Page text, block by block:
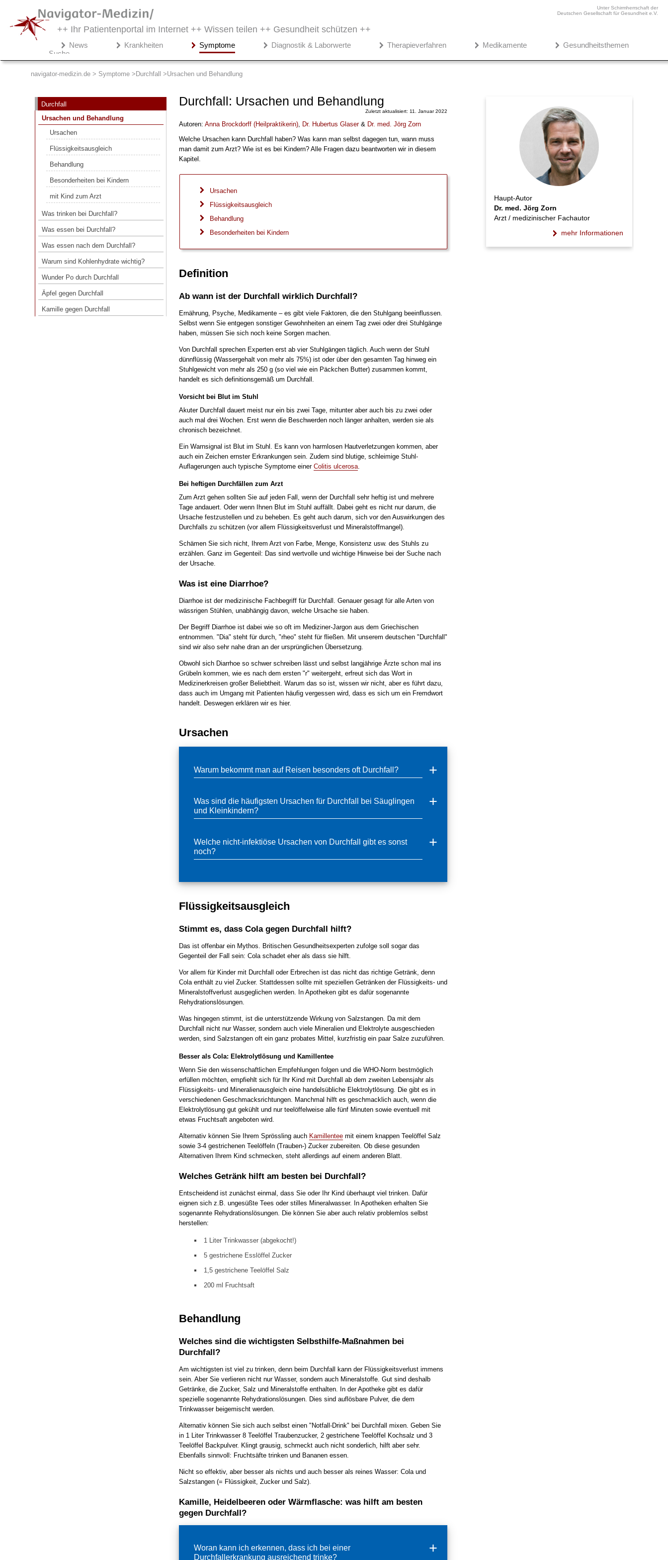
Unter Schirmherrschaft der
Deutschen Gesellschaft für Gesundheit e.V.
++ Ihr Patientenportal im Internet ++ Wissen teilen ++ Gesundheit schützen ++
News Krankheiten Symptome Diagnostik & Laborwerte Therapieverfahren Medikamente
Gesundheitsthemen
Suche
navigator-medizin.de > Symptome Durchfall Ursachen und Behandlung
Durchfall
Ursachen und Behandlung
Ursachen
Flüssigkeitsausgleich
Behandlung
Besonderheiten bei Kindern
mit Kind zum Arzt
Was trinken bei Durchfall?
Was essen bei Durchfall?
Was essen nach dem Durchfall?
Warum sind Kohlenhydrate wichtig?
Wunder Po durch Durchfall
Äpfel gegen Durchfall
Kamille gegen Durchfall
Durchfall: Ursachen und Behandlung
Zuletzt aktualisiert: 11. Januar 2022
Autoren: Anna Brockdorff(Heilpraktikerin), Dr. Hubertus Glaser& Dr. med. Jörg Zorn
Welche Ursachen kann Durchfall haben? Was kann man selbst dagegen tun, wann muss
man damit zum Arzt? Wie ist es bei Kindern? Alle Fragen dazu beantworten wir in diesem
Kapitel.
Ursachen
Flüssigkeitsausgleich
Behandlung
Besonderheiten bei Kindern
Definition
Ab wann ist der Durchfall wirklich Durchfall?
Ernährung, Psyche, Medikamente – es gibt viele Faktoren, die den Stuhlgang beeinflussen.
Selbst wenn Sie entgegen sonstiger Gewohnheiten an einem Tag zwei oder drei Stuhlgänge
haben, müssen Sie sich noch keine Sorgen machen.
Von Durchfall sprechen Experten erst ab vier Stuhlgängen täglich. Auch wenn der Stuhl
dünnflüssig (Wassergehalt von mehr als 75%) ist oder über den gesamten Tag hinweg ein
Stuhlgewicht von mehr als 250 g (so viel wie ein Päckchen Butter) zusammen kommt,
handelt es sich definitionsgemäß um Durchfall.
Vorsicht bei Blut im Stuhl
Akuter Durchfall dauert meist nur ein bis zwei Tage, mitunter aber auch bis zu zwei oder
auch mal drei Wochen. Erst wenn die Beschwerden noch länger anhalten, werden sie als
chronisch bezeichnet.
Ein Warnsignal ist Blut im Stuhl. Es kann von harmlosen Hautverletzungen kommen, aber
auch ein Zeichen ernster Erkrankungen sein. Zudem sind blutige, schleimige Stuhl-
Auflagerungen auch typische Symptome einer Colitis ulcerosa.
Bei heftigen Durchfällen zum Arzt
Zum Arzt gehen sollten Sie auf jeden Fall, wenn der Durchfall sehr heftig ist und mehrere
Tage andauert. Oder wenn Ihnen Blut im Stuhl auffällt. Dabei geht es nicht nur darum, die
Ursache festzustellen und zu beheben. Es geht auch darum, sich vor den Auswirkungen des
Durchfalls zu schützen (vor allem Flüssigkeitsverlust und Mineralstoffmangel).
Schämen Sie sich nicht, Ihrem Arzt von Farbe, Menge, Konsistenz usw. des Stuhls zu
erzählen. Ganz im Gegenteil: Das sind wertvolle und wichtige Hinweise bei der Suche nach
der Ursache.
Was ist eine Diarrhoe?
Diarrhoe ist der medizinische Fachbegriff für Durchfall. Genauer gesagt für alle Arten von
wässrigen Stühlen, unabhängig davon, welche Ursache sie haben.
Der Begriff Diarrhoe ist dabei wie so oft im Mediziner-Jargon aus dem Griechischen
entnommen. "Dia" steht für durch, "rheo" steht für fließen. Mit unserem deutschen "Durchfall"
sind wir also sehr nahe dran an der ursprünglichen Übersetzung.
Obwohl sich Diarrhoe so schwer schreiben lässt und selbst langjährige Ärzte schon mal ins
Grübeln kommen, wie es nach dem ersten "r" weitergeht, erfreut sich das Wort in
Medizinerkreisen großer Beliebtheit. Warum das so ist, wissen wir nicht, aber es führt dazu,
dass auch im Umgang mit Patienten häufig vergessen wird, dass es sich um ein Fremdwort
handelt. Deswegen erklären wir es hier.
Ursachen
Warum bekommt man auf Reisen besonders oft Durchfall?
Was sind die häufigsten Ursachen für Durchfall bei Säuglingen
und Kleinkindern?
Welche nicht-infektiöse Ursachen von Durchfall gibt es sonst
noch?
Flüssigkeitsausgleich
Stimmt es, dass Cola gegen Durchfall hilft?
Das ist offenbar ein Mythos. Britischen Gesundheitsexperten zufolge soll sogar das
Gegenteil der Fall sein: Cola schadet eher als dass sie hilft.
Vor allem für Kinder mit Durchfall oder Erbrechen ist das nicht das richtige Getränk, denn
Cola enthält zu viel Zucker. Stattdessen sollte mit speziellen Getränken der Flüssigkeits- und
Mineralstoffverlust ausgeglichen werden. In Apotheken gibt es dafür sogenannte
Rehydrationslösungen.
Was hingegen stimmt, ist die unterstützende Wirkung von Salzstangen. Da mit dem
Durchfall nicht nur Wasser, sondern auch viele Mineralien und Elektrolyte ausgeschieden
werden, sind Salzstangen oft ein ganz probates Mittel, kurzfristig ein paar Salze zuzuführen.
Besser als Cola: Elektrolytlösung und Kamillentee
Wenn Sie den wissenschaftlichen Empfehlungen folgen und die WHO-Norm bestmöglich
erfüllen möchten, empfiehlt sich für Ihr Kind mit Durchfall ab dem zweiten Lebensjahr als
Flüssigkeits- und Mineralienausgleich eine handelsübliche Elektrolytlösung. Die gibt es in
verschiedenen Geschmacksrichtungen. Manchmal hilft es geschmacklich auch, wenn die
Elektrolytlösung gut gekühlt und nur teelöffelweise alle fünf Minuten sowie eventuell mit
etwas Fruchtsaft angeboten wird.
Alternativ können Sie Ihrem Sprössling auch Kamillenteemit einem knappen Teelöffel Salz
sowie 3-4 gestrichenen Teelöffeln (Trauben-) Zucker zubereiten. Ob diese gesunden
Alternativen Ihrem Kind schmecken, steht allerdings auf einem anderen Blatt.
Welches Getränk hilft am besten bei Durchfall?
Entscheidend ist zunächst einmal, dass Sie oder Ihr Kind überhaupt viel trinken. Dafür
eignen sich z.B. ungesüßte Tees oder stilles Mineralwasser. In Apotheken erhalten Sie
sogenannte Rehydrationslösungen. Die können Sie aber auch relativ problemlos selbst
herstellen:
1 Liter Trinkwasser (abgekocht!)
5 gestrichene Esslöffel Zucker
1,5 gestrichene Teelöffel Salz
200 ml Fruchtsaft
Behandlung
Welches sind die wichtigsten Selbsthilfe-Maßnahmen bei
Durchfall?
Am wichtigsten ist viel zu trinken, denn beim Durchfall kann der Flüssigkeitsverlust immens
sein. Aber Sie verlieren nicht nur Wasser, sondern auch Mineralstoffe. Gut sind deshalb
Getränke, die Zucker, Salz und Mineralstoffe enthalten. In der Apotheke gibt es dafür
spezielle sogenannte Rehydrationslösungen. Dies sind auflösbare Pulver, die dem
Trinkwasser beigemischt werden.
Alternativ können Sie sich auch selbst einen "Notfall-Drink" bei Durchfall mixen. Geben Sie
in 1 Liter Trinkwasser 8 Teelöffel Traubenzucker, 2 gestrichene Teelöffel Kochsalz und 3
Teelöffel Backpulver. Klingt grausig, schmeckt auch nicht sonderlich, hilft aber sehr.
Ebenfalls sinnvoll: Fruchtsäfte trinken und Bananen essen.
Nicht so effektiv, aber besser als nichts und auch besser als reines Wasser: Cola und
Salzstangen (= Flüssigkeit, Zucker und Salz).
Kamille, Heidelbeeren oder Wärmflasche: was hilft am besten
gegen Durchfall?
Woran kann ich erkennen, dass ich bei einer
Durchfallerkrankung ausreichend trinke?
Navigator-
▾
Symptome
Durchfall
Ursachen und Behandlung
Ursachen
Flüssigkeitsausgleich
Behandlung
Besonderheiten bei Kindern
mit Kind zum Arzt
Was essen bei Durchfall?
Was essen nach dem Durchfall?
Warum sind Kohlenhydrate wichtig?
Wunder Po durch Durchfall
Äpfel gegen Durchfall
Kamille gegen Durchfall
Haupt-Autor
Dr. med. Jörg Zorn
Arzt / medizinischer Fachautor
mehr Informationen